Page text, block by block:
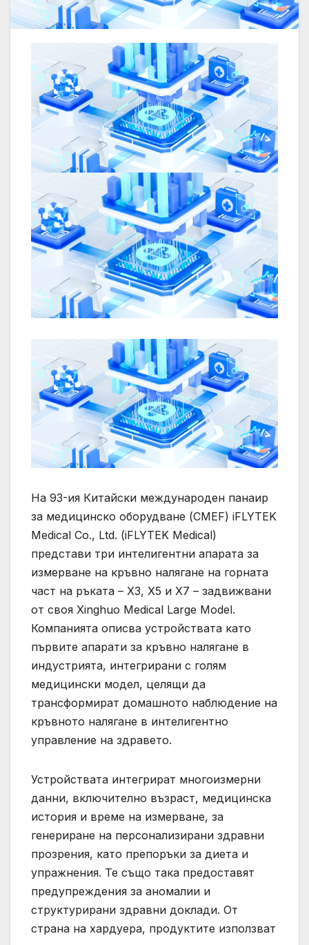
На 93-ия Китайски международен панаир
за медицинско оборудване (CMEF) iFLYTEK
Medical Co., Ltd. (iFLYTEK Medical)
представи три интелигентни апарата за
измерване на кръвно налягане на горната
част на ръката – X3, X5 и X7 – задвижвани
от своя Xinghuo Medical Large Model.
Компанията описва устройствата като
първите апарати за кръвно налягане в
индустрията, интегрирани с голям
медицински модел, целящи да
трансформират домашното наблюдение на
кръвното налягане в интелигентно
управление на здравето.
Устройствата интегрират многоизмерни
данни, включително възраст, медицинска
история и време на измерване, за
генериране на персонализирани здравни
прозрения, като препоръки за диета и
упражнения. Те също така предоставят
предупреждения за аномалии и
структурирани здравни доклади. От
страна на хардуера, продуктите използват